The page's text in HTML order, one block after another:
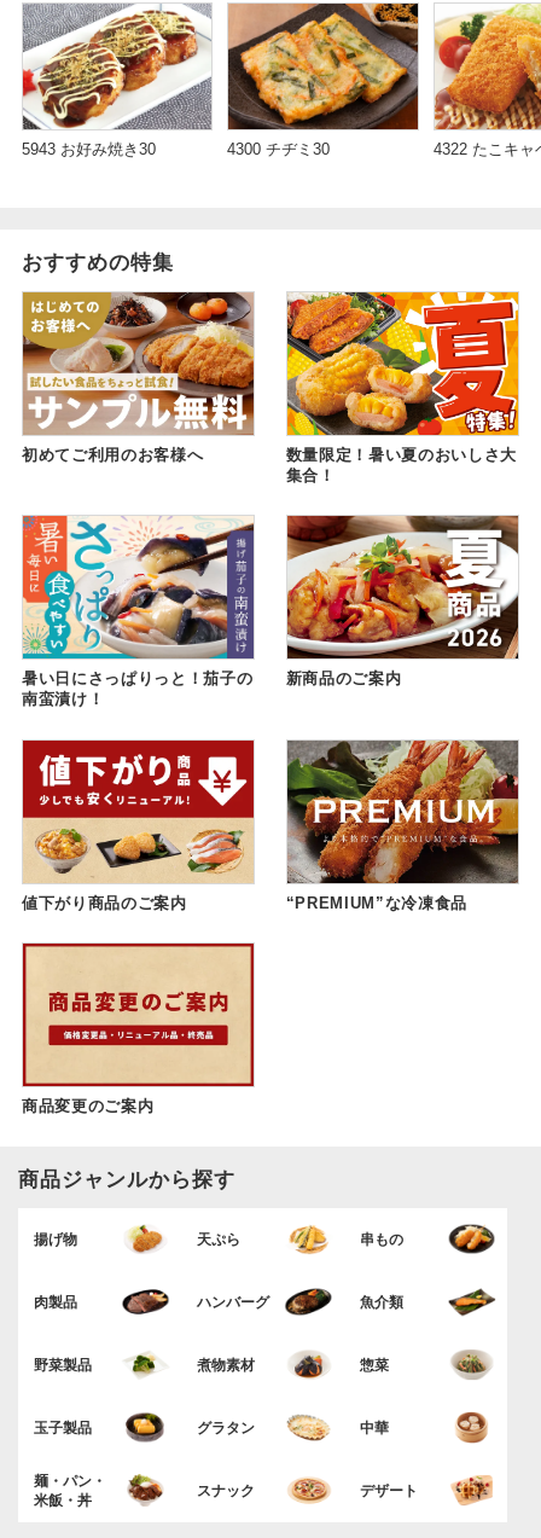
5943 お好み焼き30 4300 チヂミ30 4322 たこキャ
おすすめの特集
初めてご利用のお客様へ
数量限定！暑い夏のおいしさ大
集合！
暑い日にさっぱりっと！茄子の
南蛮漬け！
新商品のご案内
値下がり商品のご案内 “PREMIUM”な冷凍食品
商品変更のご案内
商品ジャンルから探す
揚げ物 天ぷら 串もの
肉製品 ハンバーグ 魚介類
野菜製品 煮物素材 惣菜
玉子製品 グラタン 中華
麺・パン・
米飯・丼
スナック デザート